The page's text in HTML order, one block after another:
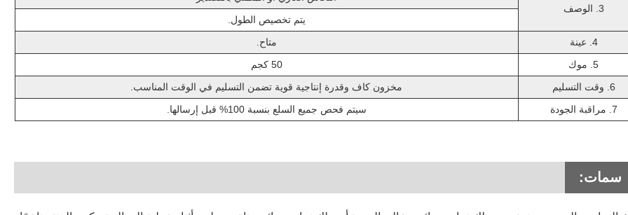
3. الوصف
يتم تخصيص الطول.
4. عينة
متاح.
5. موك
50 كجم
6. وقت التسليم
مخزون كاف وقدرة إنتاجية قوية تضمن التسليم في الوقت المناسب.
7. مراقبة الجودة
سيتم فحص جميع السلع بنسبة 100% قبل إرسالها.
سمات: